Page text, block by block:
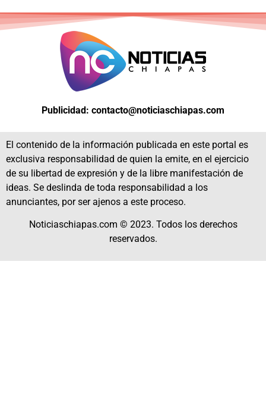
Publicidad: contacto@noticiaschiapas.com
El contenido de la información publicada en este portal es
exclusiva responsabilidad de quien la emite, en el ejercicio
de su libertad de expresión y de la libre manifestación de
ideas. Se deslinda de toda responsabilidad a los
anunciantes, por ser ajenos a este proceso.
Noticiaschiapas.com © 2023. Todos los derechos
reservados.